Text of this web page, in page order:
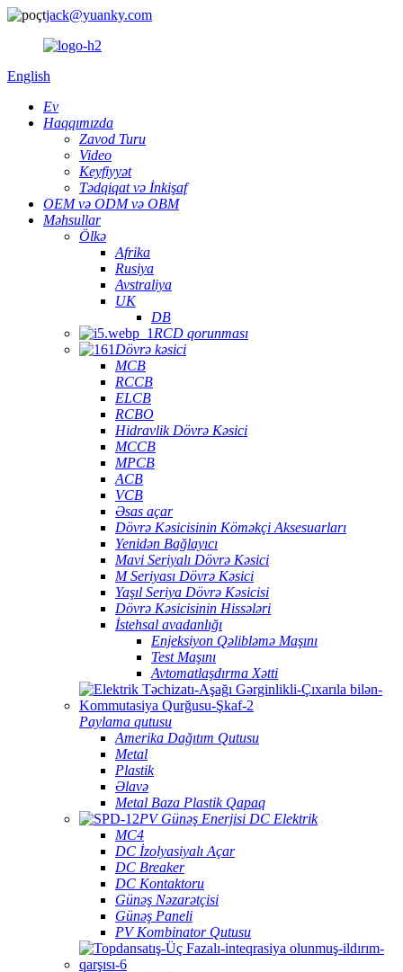
jack@yuanky.com
English
Ev
Haqqımızda
Zavod Turu
Video
Keyfiyyət
Tədqiqat və İnkişaf
OEM və ODM və OBM
Məhsullar
Ölkə
Afrika
Rusiya
Avstraliya
UK
DB
RCD qorunması
Dövrə kəsici
MCB
RCCB
ELCB
RCBO
Hidravlik Dövrə Kəsici
MCCB
MPCB
ACB
VCB
Əsas açar
Dövrə Kəsicisinin Köməkçi Aksesuarları
Yenidən Bağlayıcı
Mavi Seriyalı Dövrə Kəsici
M Seriyası Dövrə Kəsici
Yaşıl Seriya Dövrə Kəsicisi
Dövrə Kəsicisinin Hissələri
İstehsal avadanlığı
Enjeksiyon Qəlibləmə Maşını
Test Maşını
Avtomatlaşdırma Xətti
Paylama qutusu
Amerika Dağıtım Qutusu
Metal
Plastik
Əlavə
Metal Baza Plastik Qapaq
PV Günəş Enerjisi DC Elektrik
MC4
DC İzolyasiyalı Açar
DC Breaker
DC Kontaktoru
Günəş Nəzarətçisi
Günəş Paneli
PV Kombinator Qutusu